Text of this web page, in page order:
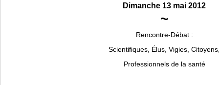
Dimanche 13 mai 2012
~
Rencontre-Débat :
Scientifiques, Élus, Vigies,
Professionnels de la santé